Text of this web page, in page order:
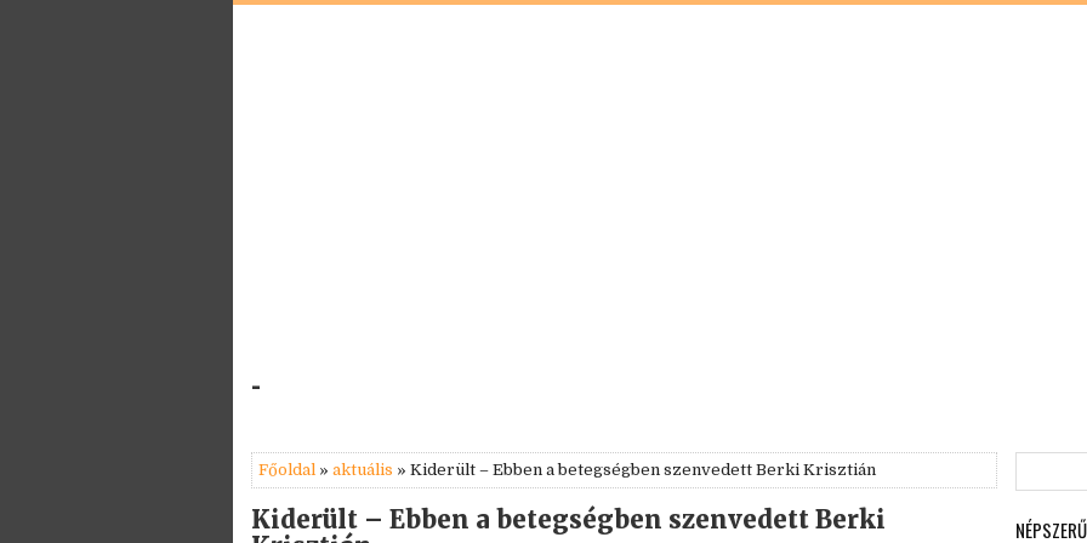
-
Főoldal » aktuális » Kiderült – Ebben a betegségben szenvedett Berki Krisztián
Kiderült – Ebben a betegségben szenvedett Berki